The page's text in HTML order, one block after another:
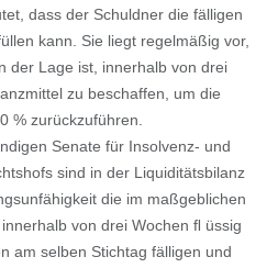
dass der Schuldner die fälligen
kann. Sie liegt regelmäßig vor,
der Lage ist, innerhalb von drei
zu beschaffen, um die
% zurückzuführen.
Senate für Insolvenz- und
sind in der Liquiditätsbilanz
die im maßgeblichen
von drei Wochen ﬂ üssig
am selben Stichtag fälligen und